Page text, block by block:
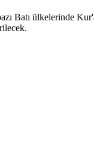
Batı ülkelerinde